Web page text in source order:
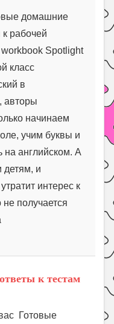
домашние
к рабочей
workbook Spotlight
класс
в
авторы
начинаем
учим буквы и
на английском. А
детям, и
интерес к
не получается
к тестам
Готовые